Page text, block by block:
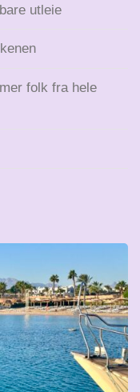
utleie
folk fra hele